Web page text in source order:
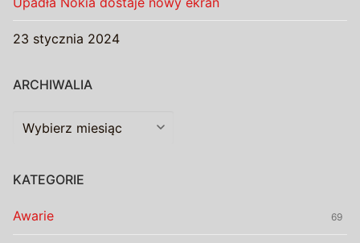
23 stycznia 2024
ARCHIWALIA
Archiwalia
KATEGORIE
Awarie 69